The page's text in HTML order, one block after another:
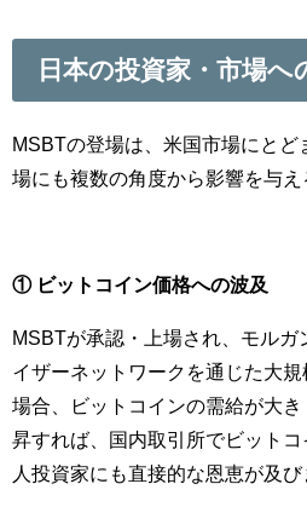
日本の投資家・市場へ
MSBTの登場は、米国市場にとど
場にも複数の角度から影響を与え
① ビットコイン価格への波及
MSBTが承認・上場され、モルガ
イザーネットワークを通じた大
場合、ビットコインの需給が大
昇すれば、国内取引所でビット
人投資家にも直接的な恩恵が及び